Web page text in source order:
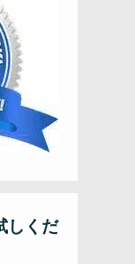
しくだ